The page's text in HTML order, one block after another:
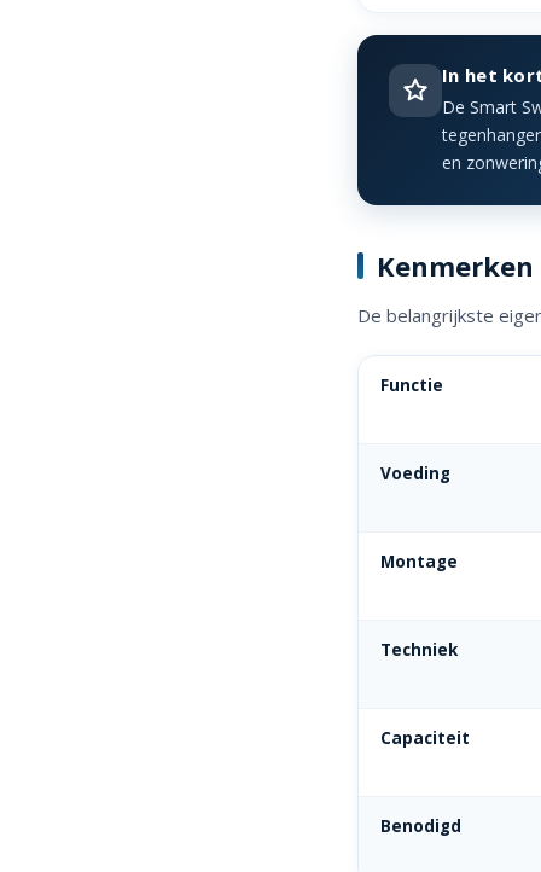
In het
De Smart
en
De belangrijkste
Functie
Voeding
Montage
Techniek
Capaciteit
Benodigd